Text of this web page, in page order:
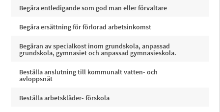
Begära entledigande som god man eller förvaltare
Begära ersättning för förlorad arbetsinkomst
Begäran av specialkost inom grundskola, anpassad
grundskola, gymnasiet och anpassad gymnasieskola.
Beställa anslutning till kommunalt vatten- och
avloppsnät
Beställa arbetskläder- förskola